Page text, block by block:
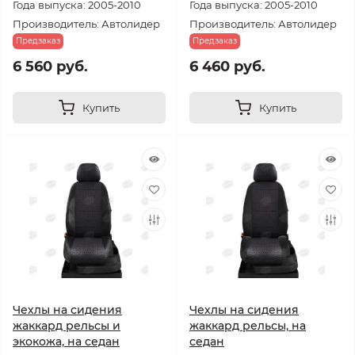
Года выпуска: 2005-2010
Производитель: Автолидер
Предзаказ
6 560 руб.
Купить
Года выпуска: 2005-2010
Производитель: Автолидер
Предзаказ
6 460 руб.
Купить
Чехлы на сидения
жаккард рельсы и
экокожа, на седан
Чехлы на сидения
жаккард рельсы, на
седан